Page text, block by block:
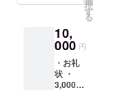
択
す
る
10,
000 円
・お礼
状 ・
3,000円